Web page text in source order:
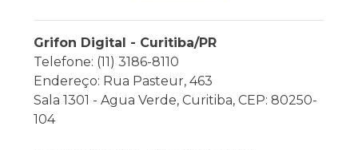
Grifon Digital - Curitiba/PR
Telefone: (11) 3186-8110
Endereço: Rua Pasteur, 463
Sala 1301 - Agua Verde, Curitiba, CEP: 80250-
104